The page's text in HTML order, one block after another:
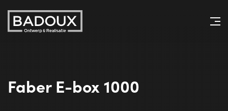
Faber E-box 1000